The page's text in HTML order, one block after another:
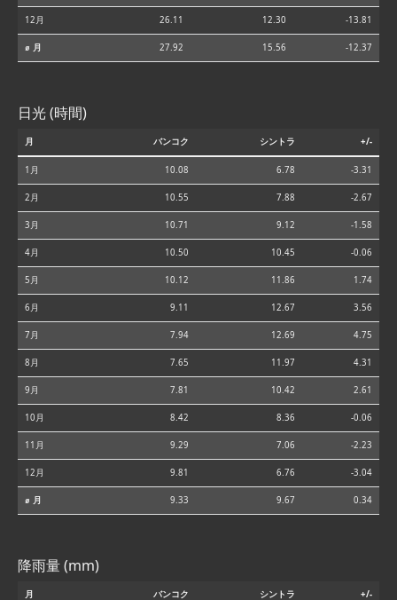
12月 26.11 12.30 -13.81
⌀ 月 27.92 15.56 -12.37
日光 (時間)
月 バンコク シントラ +/-
1月 10.08 6.78 -3.31
2月 10.55 7.88 -2.67
3月 10.71 9.12 -1.58
4月 10.50 10.45 -0.06
5月 10.12 11.86 1.74
6月 9.11 12.67 3.56
7月 7.94 12.69 4.75
8月 7.65 11.97 4.31
9月 7.81 10.42 2.61
10月 8.42 8.36 -0.06
11月 9.29 7.06 -2.23
12月 9.81 6.76 -3.04
⌀ 月 9.33 9.67 0.34
降雨量 (mm)
月 バンコク シントラ +/-